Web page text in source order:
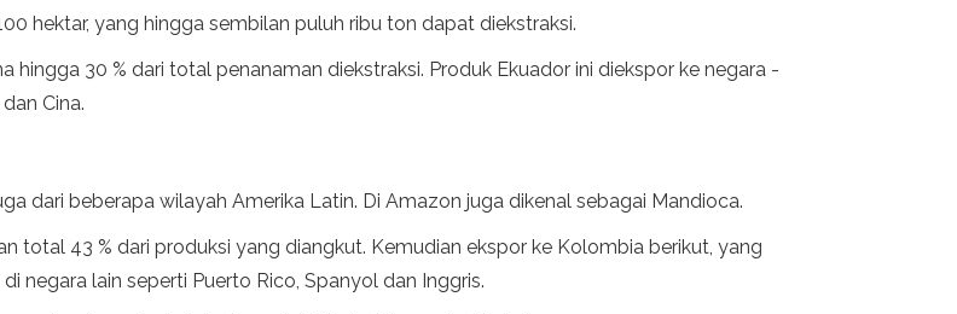
hektar, yang hingga sembilan puluh ribu ton dapat diekstraksi.
hingga 30 % dari total penanaman diekstraksi. Produk Ekuador ini diekspor ke negara -
Cina.
dari beberapa wilayah Amerika Latin. Di Amazon juga dikenal sebagai Mandioca.
total 43 % dari produksi yang diangkut. Kemudian ekspor ke Kolombia berikut, yang
negara lain seperti Puerto Rico, Spanyol dan Inggris.